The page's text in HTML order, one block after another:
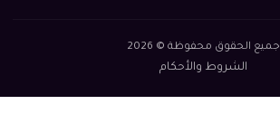
جميع الحقوق محفوظة © 2026
الشروط والأحكام